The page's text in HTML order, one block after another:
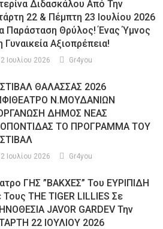
Διδασκάλου Από Την
22 & Πέμπτη 23 Ιουλίου 2026
Παράσταση Θρύλος! Ένας Ύμνος
Γυναικεία Αξιοπρέπεια!
Ιουλίου 2026 Gr4you
ΘΑΛΑΣΣΑΣ 2026
Ν.ΜΟΥΔΑΝΙΩΝ
ΔΗΜΟΣ ΝΕΑΣ
ΤΟ ΠΡΟΓΡΑΜΜΑ ΤΟΥ
Ιουλίου 2026 Gr4you
ΓΗΣ ”ΒΑΚΧΕΣ” Του ΕΥΡΙΠΙΔΗ
THE TIGER LILLIES Σε
JAVOR GARDEV Την
22 ΙΟΥΛΙΟΥ 2026